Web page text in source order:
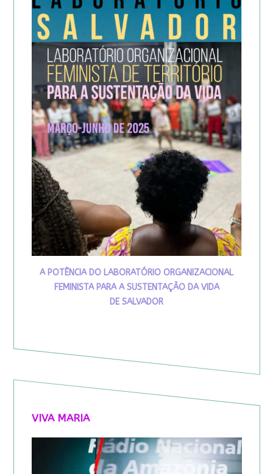
A POTÊNCIA DO LABORATÓRIO ORGANIZACIONAL
FEMINISTA PARA A SUSTENTAÇÃO DA VIDA
DE SALVADOR
VIVA MARIA